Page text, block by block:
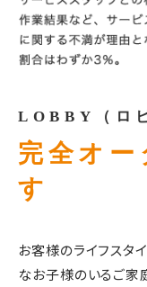
LOBBY（ロ
完全オ
す
お客様のライフスタ
なお子様のいるご家